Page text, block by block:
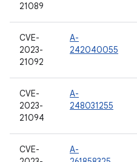
21089
CVE-
2023-
21092
A-
242040055
CVE-
2023-
21094
A-
248031255
CVE-
A-